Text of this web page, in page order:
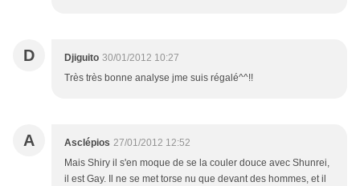
D Djiguito 30/01/2012 10:27
Très très bonne analyse jme suis régalé^^!!
A Asclépios 27/01/2012 12:52
Mais Shiry il s'en moque de se la couler douce avec Shunrei,
il est Gay. Il ne se met torse nu que devant des hommes, et il